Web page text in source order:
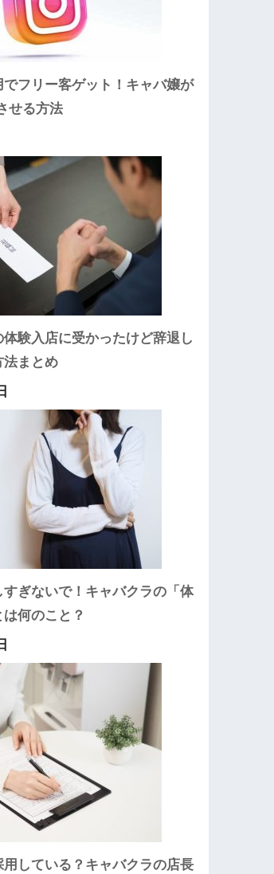
でフリー客ゲット！キャバ嬢が
せる方法
験入店に受かったけど辞退し
法まとめ
ぎないで！キャバクラの「体
何のこと？
用している？キャバクラの店長